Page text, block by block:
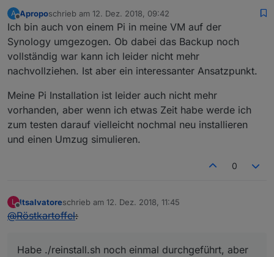
A
Offline
Aproposchrieb am 12. Dez. 2018, 09:42
zuletzt editiert von
Ich bin auch von einem Pi in meine VM auf der
Synology umgezogen. Ob dabei das Backup noch
vollständig war kann ich leider nicht mehr
nachvollziehen. Ist aber ein interessanter Ansatzpunkt.
Meine Pi Installation ist leider auch nicht mehr
vorhanden, aber wenn ich etwas Zeit habe werde ich
zum testen darauf vielleicht nochmal neu installieren
und einen Umzug simulieren.
0
L
Offline
ltsalvatoreschrieb am 12. Dez. 2018, 11:45
zuletzt editiert von
@Röstkartoffel:
Habe ./reinstall.sh noch einmal durchgeführt, aber